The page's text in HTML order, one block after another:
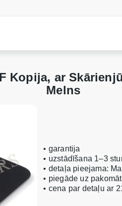
Kopija, ar
Melns
• garantija
• uzstādīšana 1–3
• detaļa pieejama:
• piegāde uz
• cena par detaļu ar